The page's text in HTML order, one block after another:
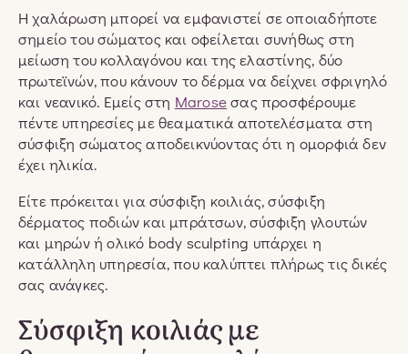
Η χαλάρωση μπορεί να εμφανιστεί σε οποιαδήποτε
σημείο του σώματος και οφείλεται συνήθως στη
μείωση του κολλαγόνου και της ελαστίνης, δύο
πρωτεϊνών, που κάνουν το δέρμα να δείχνει σφριγηλό
και νεανικό. Εμείς στη Maroseσας προσφέρουμε
πέντε υπηρεσίες με θεαματικά αποτελέσματα στη
σύσφιξη σώματος αποδεικνύοντας ότι η ομορφιά δεν
έχει ηλικία.
Είτε πρόκειται για σύσφιξη κοιλιάς, σύσφιξη
δέρματος ποδιών και μπράτσων, σύσφιξη γλουτών
και μηρών ή ολικό body sculpting υπάρχει η
κατάλληλη υπηρεσία, που καλύπτει πλήρως τις δικές
σας ανάγκες.
Σύσφιξη κοιλιάς με